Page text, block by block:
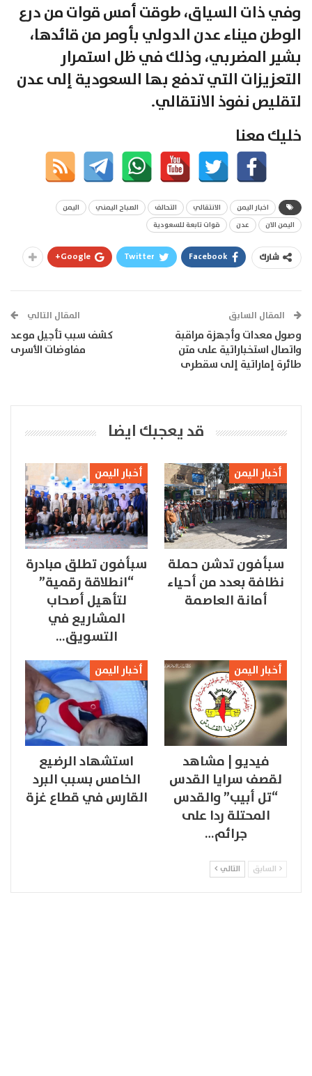
وفي ذات السياق، طوقت أمس قوات من درع
الوطن ميناء عدن الدولي بأومر من قائدها،
بشير المضربي، وذلك في ظل استمرار
التعزيزات التي تدفع بها السعودية إلى عدن
لتقليص نفوذ الانتقالي.
خليك معنا
اخبار اليمن الانتقالي التحالف الصباح اليمني
اليمن
اليمن الان
عدن قوات تابعة للسعودية
شارك Facebook
Twitter
Google+
المقال السابق
وصول معدات وأجهزة مراقبة
واتصال استخباراتية على متن
طائرة إماراتية إلى سقطرى
المقال التالي
كشف سبب تأجيل موعد
مفاوضات الأسرى
قد يعجبك ايضا
أخبار اليمن
سبأفون تدشن حملة
نظافة بعدد من أحياء
أمانة العاصمة
أخبار اليمن
سبأفون تطلق مبادرة
“انطلاقة رقمية”
لتأهيل أصحاب
المشاريع في
التسويق…
أخبار اليمن
فيديو | مشاهد
لقصف سرايا القدس
“تل أبيب” والقدس
المحتلة ردا على
جرائم…
أخبار اليمن
استشهاد الرضيع
الخامس بسبب البرد
القارس في قطاع غزة
السابق التالي